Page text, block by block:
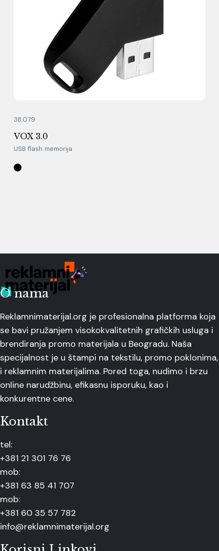
38.079
VOX 3.0
USB flash memorija
O nama
Reklamnimaterijal.org je profesionalna platforma koja
se bavi pružanjem visokokvalitetnih grafičkih usluga i
brendiranja promo materijala u Beogradu. Naša
specijalnost je u štampi na tekstilu, promo poklonima,
i reklamnim materijalima. Pored toga, nudimo i brzu
online narudžbinu, efikasnu isporuku, kao i
konkurentne cene.
Kontakt
tel:
+381 21 301 76 76
mob:
+381 63 85 41 707
mob:
+381 60 35 57 782
info@reklamnimaterijal.org